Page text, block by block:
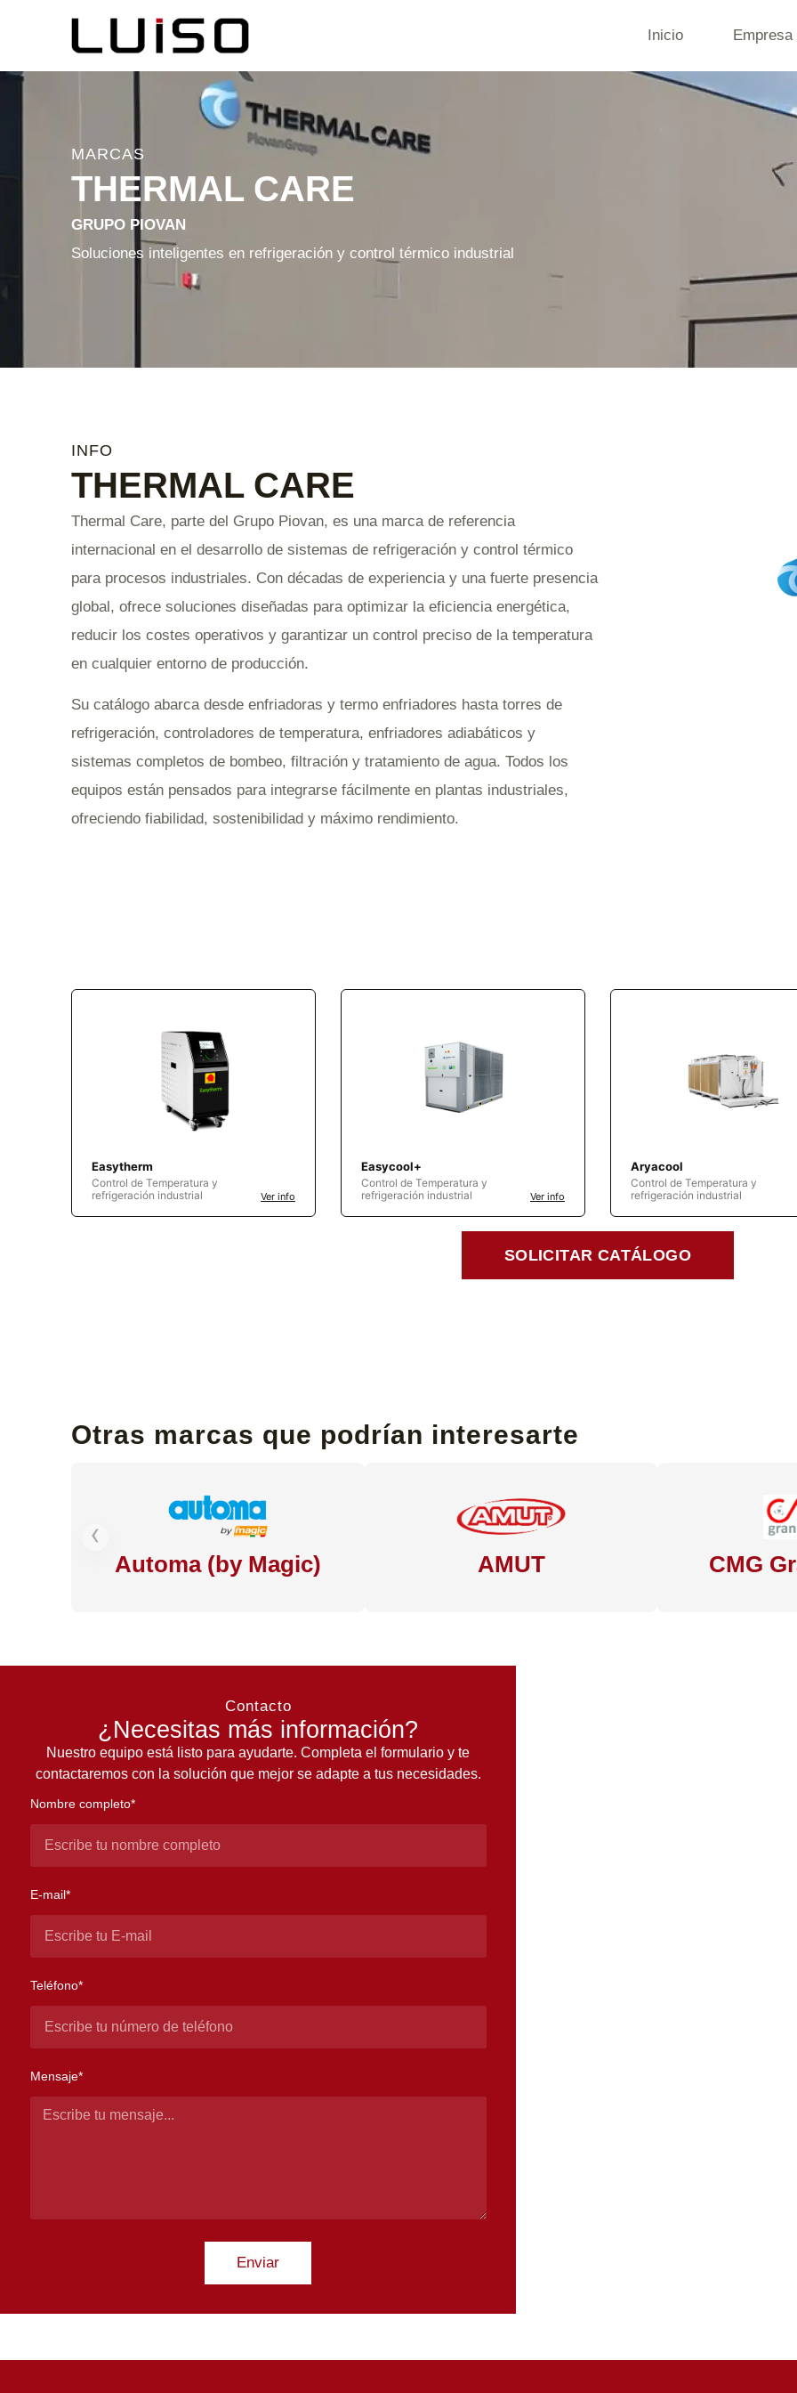
Inicio Empresa
MARCAS
THERMAL CARE
GRUPO PIOVAN
Soluciones inteligentes en refrigeración y control térmico industrial
INFO
THERMAL CARE
Thermal Care, parte del Grupo Piovan, es una marca de referencia
internacional en el desarrollo de sistemas de refrigeración y control térmico
para procesos industriales. Con décadas de experiencia y una fuerte presencia
global, ofrece soluciones diseñadas para optimizar la eficiencia energética,
reducir los costes operativos y garantizar un control preciso de la temperatura
en cualquier entorno de producción.
Su catálogo abarca desde enfriadoras y termo enfriadores hasta torres de
refrigeración, controladores de temperatura, enfriadores adiabáticos y
sistemas completos de bombeo, filtración y tratamiento de agua. Todos los
equipos están pensados para integrarse fácilmente en plantas industriales,
ofreciendo fiabilidad, sostenibilidad y máximo rendimiento.
Easytherm
Control de Temperatura y
refrigeración industrial
Ver info
Easycool+
Control de Temperatura y
refrigeración industrial
Ver info
Aryacool
Control de Temperatura y
refrigeración industrial
SOLICITAR CATÁLOGO
Otras marcas que podrían interesarte
Automa (by Magic) AMUT CMG
‹
Contacto
¿Necesitas más información?
Nuestro equipo está listo para ayudarte. Completa el formulario y te
contactaremos con la solución que mejor se adapte a tus necesidades.
Nombre completo*
E-mail*
Teléfono*
Mensaje*
Enviar